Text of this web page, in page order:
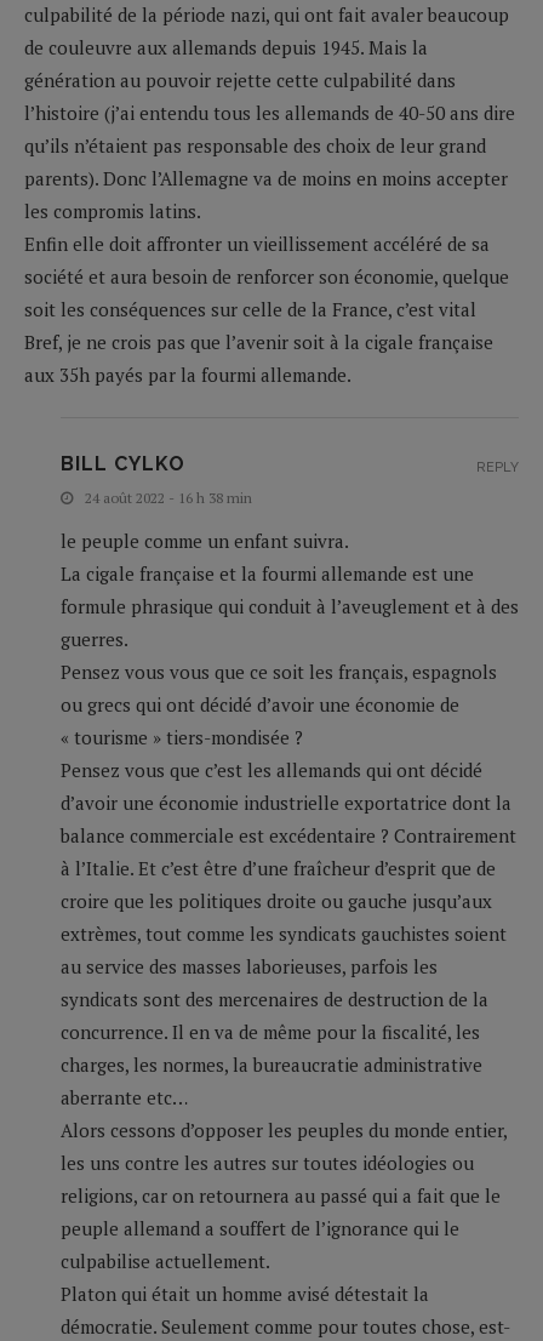
culpabilité de la période nazi, qui ont fait avaler beaucoup
de couleuvre aux allemands depuis 1945. Mais la
génération au pouvoir rejette cette culpabilité dans
l’histoire (j’ai entendu tous les allemands de 40-50 ans dire
qu’ils n’étaient pas responsable des choix de leur grand
parents). Donc l’Allemagne va de moins en moins accepter
les compromis latins.
Enfin elle doit affronter un vieillissement accéléré de sa
société et aura besoin de renforcer son économie, quelque
soit les conséquences sur celle de la France, c’est vital
Bref, je ne crois pas que l’avenir soit à la cigale française
aux 35h payés par la fourmi allemande.
BILL CYLKO
24 août 2022 - 16 h 38 min
le peuple comme un enfant suivra.
La cigale française et la fourmi allemande est une
formule phrasique qui conduit à l’aveuglement et à des
guerres.
Pensez vous vous que ce soit les français, espagnols
ou grecs qui ont décidé d’avoir une économie de
« tourisme » tiers-mondisée ?
Pensez vous que c’est les allemands qui ont décidé
d’avoir une économie industrielle exportatrice dont la
balance commerciale est excédentaire ? Contrairement
à l’Italie. Et c’est être d’une fraîcheur d’esprit que de
croire que les politiques droite ou gauche jusqu’aux
extrèmes, tout comme les syndicats gauchistes soient
au service des masses laborieuses, parfois les
syndicats sont des mercenaires de destruction de la
concurrence. Il en va de même pour la fiscalité, les
charges, les normes, la bureaucratie administrative
aberrante etc…
Alors cessons d’opposer les peuples du monde entier,
les uns contre les autres sur toutes idéologies ou
religions, car on retournera au passé qui a fait que le
peuple allemand a souffert de l’ignorance qui le
culpabilise actuellement.
Platon qui était un homme avisé détestait la
démocratie. Seulement comme pour toutes chose, est-
REPLY